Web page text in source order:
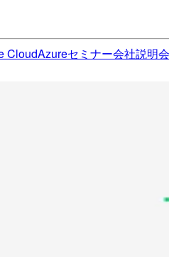
CloudAzureセミナー会社説明会